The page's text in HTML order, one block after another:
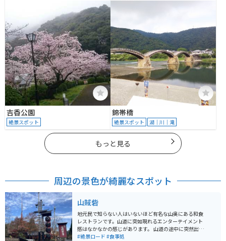
吉香公園
絶景スポット
錦帯橋
絶景スポット 湖｜川｜滝
もっと見る
周辺の景色が綺麗なスポット
山賊砦
地元民で知らない人はいないほど有名な山奥にある和食
レストランです。山道に突如現れるエンターテイメント
感はなかなかの感じがあります。 山道の途中に突然出現
するので、知らずに出会ったらなかなかのビックリしま
#絶景ロード #食事処